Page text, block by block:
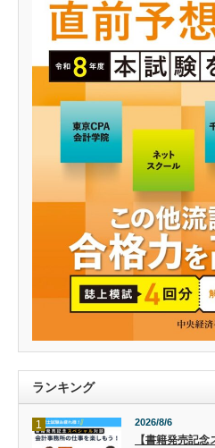
ランキング
1 2026/8/6
【書籍発売記